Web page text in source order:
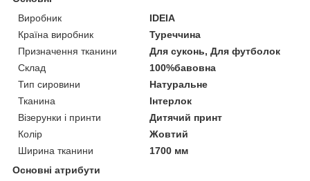
Виробник
IDEIA
Країна виробник
Туреччина
Призначення тканини
Для суконь, Для футболок
Склад
100%бавовна
Тип сировини
Натуральне
Тканина
Інтерлок
Візерунки і принти
Дитячий принт
Колір
Жовтий
Ширина тканини
1700 мм
Основні атрибути